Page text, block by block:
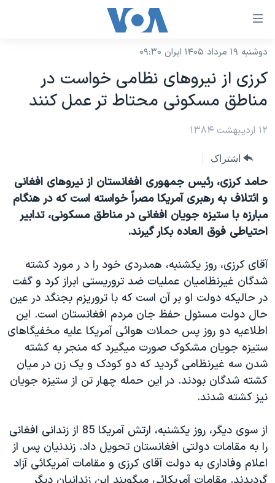
لینکهای
دسترسی
جهش
محتوای
اصلی
جهش
صفحه
اصلی
جهش
به
جستجو
نسخه سبک وب‌سایت
موضوع ها
ایران
آمریکا
جهان
ورزشی
گزیده‌ها
ویدیوها
فرهنگ و زندگی
حقوق شهروندی
اقتصادی
علم و فناوری
اسرائیل در جنگ
گالری عکس
برنامه های تلویزیونی
جدول برنامه ها
صفحه‌های ویژه
جام جهانی ۲۰۲۶
عملیات خشم حماسی
بایگانی برنامه‌های تلویزیونی
مستندها
انتخابات ریاست جمهوری آمریکا ۲۰۲۴
حمله جمهوری اسلامی به اسرائیل
رمز مهسا
ورزش زنان در ایران
اعتراضات زن، زندگی، آزادی
تریبونال مردمی آبان ۹۸
دادگاه حمید نوری
فرکانس‌های صدای آمریکا
پخش رادیویی
دنبال کنید
زبانهای مختلف
دوشنبه ۱۹ مرداد ۱۴۰۵ ایران ۰۹:۳۰
کرزی از نيروهای نظامی خواست در
مناطق مسکونی محتاط تر عمل کنند
۱۲ اردیبهشت ۱۳۸۴
اشتراک
حامد کرزی، رئيس جمهوری افغانستان از نيروهای افغانی
و ائتلاف به رهبری آمريکا مصراً خواسته است که در هنگام
مبارزه با ستيزه جويان افغانی در مناطق مسکونی، تدابير
احتياطی فوق العاده بکار گيرند.
آقای کرزی، روز يکشنبه، همدردی خود را د ر مورد کشته
شدگان غيرنظاميان عمليات ضد تروريستی ابراز کرد و گفت
در حاليکه دولت او بر آن است که با تروريزم بجنگد در عين
حال دولت مسئول حفظ جان مردم افغانستان است. اين
اطلاعيه دو روز پس حملات هوائی آمريکا عليه مخفيگاهای
ستيزه جويان مشکوک صورت ميگيرد که منجر به کشته
شدن سه غيرنظامی گرديد که دو کودک و يک زن در ميان
کشته شدگان بودند. در اين حمله چهار تن از ستيزه جويان
نيز کشته شدند.
از سوی ديگر، روز يکشنبه، ارتش آمريکا 85 از زندانی افغانی
را به مقامات دولتی افغانستان تحويل داد. زندنيان پس از
اعلام وفاداری به دولت آقای کرزی و مقامات آمريکائی آزاد